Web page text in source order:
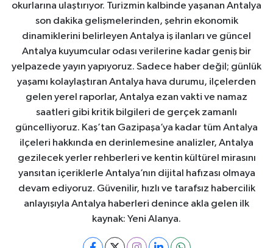
okurlarına ulaştırıyor. Turizmin kalbinde yaşanan Antalya
son dakika gelişmelerinden, şehrin ekonomik
dinamiklerini belirleyen Antalya iş ilanları ve güncel
Antalya kuyumcular odası verilerine kadar geniş bir
yelpazede yayın yapıyoruz. Sadece haber değil; günlük
yaşamı kolaylaştıran Antalya hava durumu, ilçelerden
gelen yerel raporlar, Antalya ezan vakti ve namaz
saatleri gibi kritik bilgileri de gerçek zamanlı
güncelliyoruz. Kaş’tan Gazipaşa’ya kadar tüm Antalya
ilçeleri hakkında en derinlemesine analizler, Antalya
gezilecek yerler rehberleri ve kentin kültürel mirasını
yansıtan içeriklerle Antalya’nın dijital hafızası olmaya
devam ediyoruz. Güvenilir, hızlı ve tarafsız habercilik
anlayışıyla Antalya haberleri denince akla gelen ilk
kaynak: Yeni Alanya.